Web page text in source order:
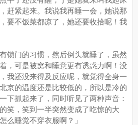
赶紧起来。我说我再睡一会，她说那
要不饭菜都凉了，她还要收拾呢！我
门的习惯，然后倒头就睡了，虽然
，可是被窝和睡意更有诱惑力啊！没
我还没来得及反应呢，就觉得全身一
京的温度还是比较低的，所以是冷的
下抓起来了，同时听见了两种声音：
笑，笑到一半突然变成了吃惊的大
睡觉不穿衣服啊？」